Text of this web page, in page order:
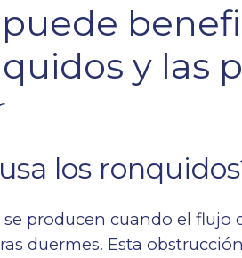
y las
los
producen cuando el
duermes. Esta